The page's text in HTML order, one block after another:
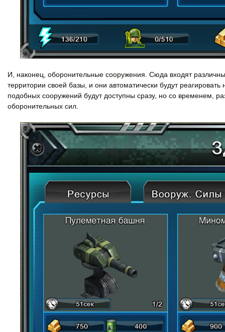
И, наконец, оборонительные сооружения. Сюда входят
территории своей базы, и они автоматически будут
подобных сооружений будут доступны сразу, но со временем,
оборонительных сил.